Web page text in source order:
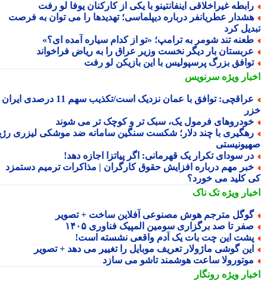
غیراخلاقی اینفانتینو با یکی از کارکنان یوفا لو رفت
عطریانفر درباره دیپلماسی؛ تهدیدها را می توان به فرصت
کرد
تند شومر به ترامپ؛ «تو از کدام سیاره آمده ای؟»
بار دیگر نخست وزیر عراق را به ریاض فراخواند
بزرگ پرسپولیس با این بازیکن لو رفت
ویژهسرنویس
عراقچی: توافق با عمان نزدیک است/تکذیب سهم 11 درصدی ایران از
فرمول یک، سبک تر و کوچک تر می شوند
با چند دلار؛ شکست سنگین سامانه ضد موشکی لیزری رژیم
سودای تکرار یک قهرمانی: اگر پیاتزا اجازه دهد!
مهم درباره افزایش حقوق کارگران | مذاکرات ترمیم دستمزد
کلید می خورد؟
ویژهتک ناک
مترجم هوش مصنوعی آفلاین ساخت + تصویر
تا صد برگزاری سومین المپیک فناوری ۱۴۰۵
این چت بات یک آدم واقعی نشسته است!
گوشی ماژولار تعریف موبایل را تغییر می دهد + تصویر
ساعت هوشمند تاشو می سازد
ویژهرونگار